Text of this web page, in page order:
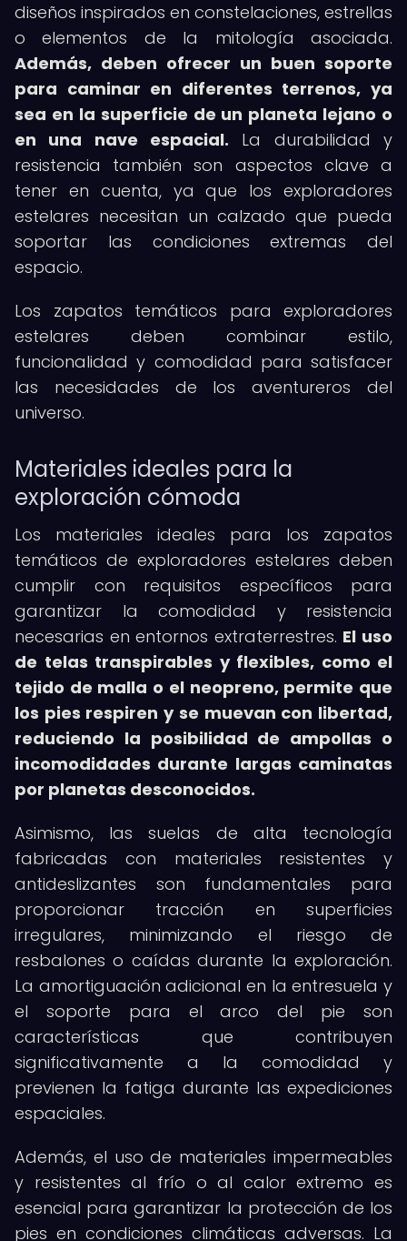
diseños inspirados en constelaciones, estrellas
o elementos de la mitología asociada.
Además, deben ofrecer un buen soporte
para caminar en diferentes terrenos, ya
sea en la superficie de un planeta lejano o
en una nave espacial. La durabilidad y
resistencia también son aspectos clave a
tener en cuenta, ya que los exploradores
estelares necesitan un calzado que pueda
soportar las condiciones extremas del
espacio.
Los zapatos temáticos para exploradores
estelares deben combinar estilo,
funcionalidad y comodidad para satisfacer
las necesidades de los aventureros del
universo.
Materiales ideales para la
exploración cómoda
Los materiales ideales para los zapatos
temáticos de exploradores estelares deben
cumplir con requisitos específicos para
garantizar la comodidad y resistencia
necesarias en entornos extraterrestres. El uso
de telas transpirables y flexibles, como el
tejido de malla o el neopreno, permite que
los pies respiren y se muevan con libertad,
reduciendo la posibilidad de ampollas o
incomodidades durante largas caminatas
por planetas desconocidos.
Asimismo, las suelas de alta tecnología
fabricadas con materiales resistentes y
antideslizantes son fundamentales para
proporcionar tracción en superficies
irregulares, minimizando el riesgo de
resbalones o caídas durante la exploración.
La amortiguación adicional en la entresuela y
el soporte para el arco del pie son
características que contribuyen
significativamente a la comodidad y
previenen la fatiga durante las expediciones
espaciales.
Además, el uso de materiales impermeables
y resistentes al frío o al calor extremo es
esencial para garantizar la protección de los
pies en condiciones climáticas adversas. La